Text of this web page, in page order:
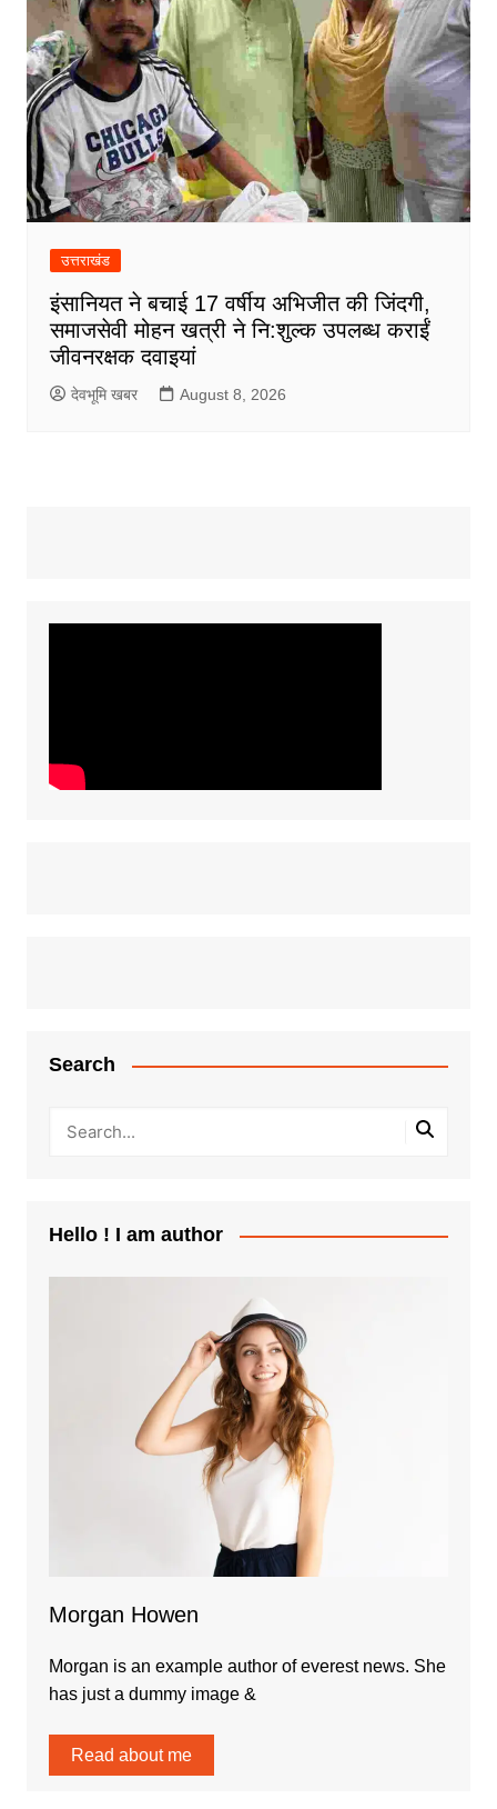
उत्तराखंड
इंसानियत ने बचाई 17 वर्षीय अभिजीत की जिंदगी,
समाजसेवी मोहन खत्री ने नि:शुल्क उपलब्ध कराईं
जीवनरक्षक दवाइयां
देवभूमि खबर August 8, 2026
Search
Hello ! I am author
Morgan Howen
Morgan is an example author of everest news. She
has just a dummy image &
Read about me